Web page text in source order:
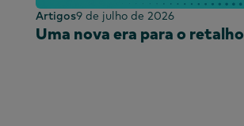
Artigos9 de julho de 2026
Uma nova era para o retalho